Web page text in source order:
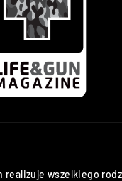
realizuje wszelkiego